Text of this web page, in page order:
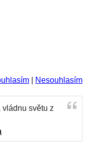
Nesouhlasím
světu z